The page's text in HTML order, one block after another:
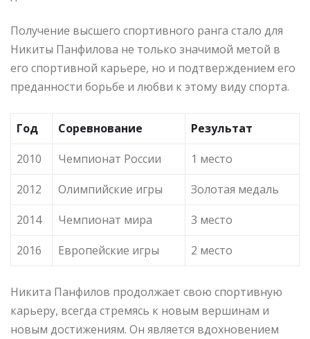
Получение высшего спортивного ранга стало для
Никиты Панфилова не только значимой метой в
его спортивной карьере, но и подтверждением его
преданности борьбе и любви к этому виду спорта.
Год Соревнование
Результат
2010
Чемпионат России
1 место
2012
Олимпийские игры
Золотая медаль
2014
Чемпионат мира
3 место
2016
Европейские игры 2 место
Никита Панфилов продолжает свою спортивную
карьеру, всегда стремясь к новым вершинам и
новым достижениям. Он является вдохновением